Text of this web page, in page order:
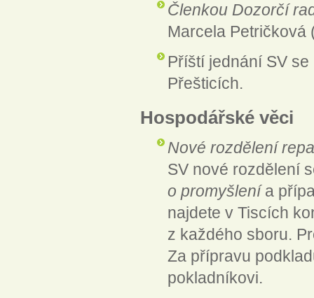
Členkou Dozorčí
Marcela Petričková
Příští jednání SV
Přešticích.
Hospodářské věci
Nové rozdělení
SV nové rozdělení
o promyšlenía
najdete v Tiscích
z každého sboru.
Za přípravu
pokladníkovi.